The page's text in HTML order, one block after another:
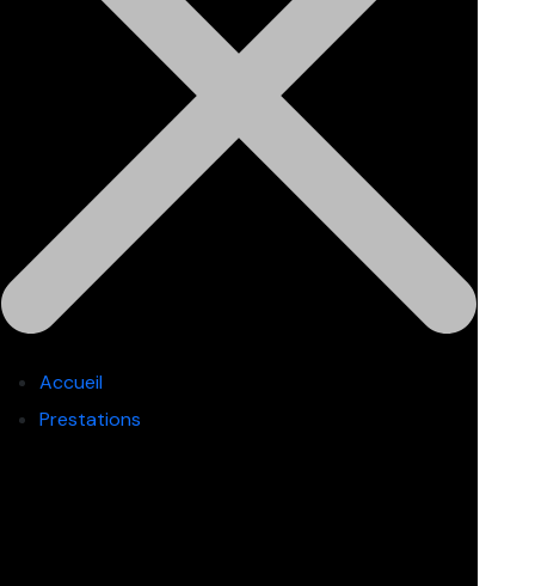
Accueil
Prestations